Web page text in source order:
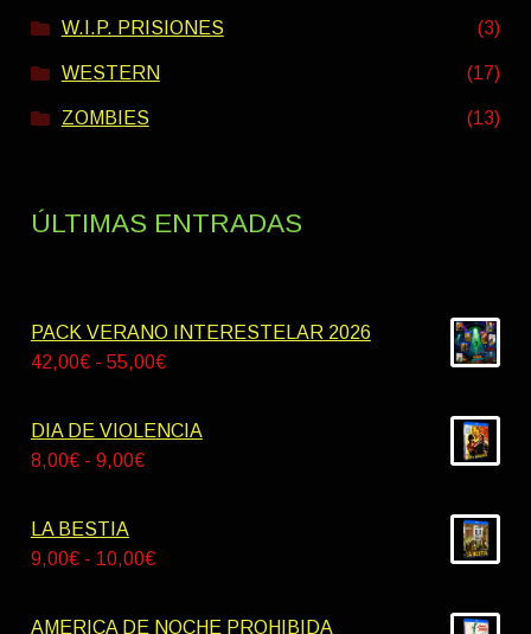
W.I.P. PRISIONES (3)
WESTERN (17)
ZOMBIES (13)
ÚLTIMAS ENTRADAS
PACK VERANO INTERESTELAR 2026
42,00€ - 55,00€Rango
precios:
DIA DE VIOLENCIA
8,00€ - 9,00€Rango
desde
LA BESTIA
9,00€ - 10,00€Rango
precios:
AMERICA DE NOCHE PROHIBIDA